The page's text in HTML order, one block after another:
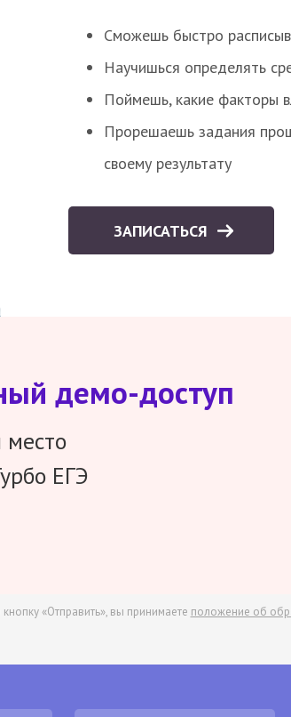
Сможешь быстро
Научишься определять
Поймешь, какие факторы
Прорешаешь задания
своему результату
ЗАПИСАТЬСЯ
демо-доступ
место
ЕГЭ
«Отправить», вы принимаете положение об